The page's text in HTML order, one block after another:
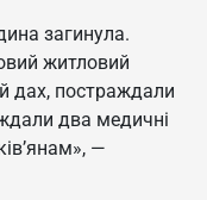
загинула.
житловий
дах, постраждали
два медичні
—